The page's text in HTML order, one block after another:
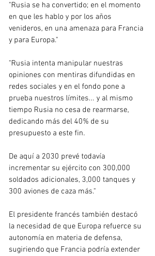
"Rusia se ha convertido; en el momento
en que les hablo y por los años
venideros, en una amenaza para Francia
y para Europa."
"Rusia intenta manipular nuestras
opiniones con mentiras difundidas en
redes sociales y en el fondo pone a
prueba nuestros límites... y al mismo
tiempo Rusia no cesa de rearmarse,
dedicando más del 40% de su
presupuesto a este fin.
De aquí a 2030 prevé todavía
incrementar su ejército con 300,000
soldados adicionales, 3,000 tanques y
300 aviones de caza más."
El presidente francés también destacó
la necesidad de que Europa refuerce su
autonomía en materia de defensa,
sugiriendo que Francia podría extender